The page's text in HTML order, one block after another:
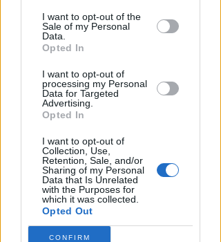
by us to third parties on the IAB’s List of
Downstream Participants that may
further disclose it to other third parties.
I want to opt-out of the
Sale of my Personal
Data.
Opted In
I want to opt-out of
processing my Personal
Data for Targeted
Advertising.
Opted In
I want to opt-out of
Collection, Use,
Retention, Sale, and/or
Sharing of my Personal
Data that Is Unrelated
with the Purposes for
which it was collected.
Opted Out
CONFIRM
Borseggi sul Metromare, ladri
arrestati grazie all'occhio
esperto di un agente
Lamberto Abbati